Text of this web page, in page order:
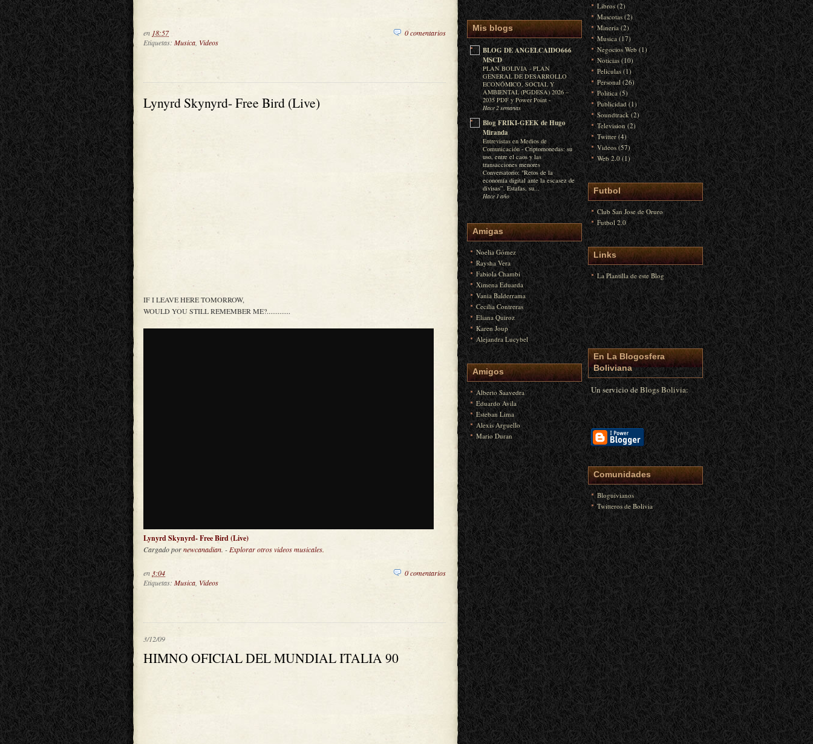
en18:57
0 comentarios
Etiquetas: Musica, Videos
Lynyrd Skynyrd- Free Bird (Live)
IF I LEAVE HERE TOMORROW,
WOULD YOU STILL REMEMBER ME?.............
Lynyrd Skynyrd- Free Bird (Live)
Cargado pornewcanadian. -Explorar otros videos musicales.
en 3:04
0 comentarios
Etiquetas: Musica Videos
3/12/09
HIMNO OFICIAL DEL MUNDIAL ITALIA 90
Libros (2)
Mascotas (2)
Mineria (2)
Musica (17)
Negocios Web (1)
Noticias (10)
Peliculas (1)
Personal (26)
Politica (5)
Publicidad (1)
Soundtrack (2)
Television (2)
Twitter (4)
Videos (57)
Web 2.0 (1)
Futbol
Club San Jose de Oruro
Futbol 2.0
Links
La Plantilla de este Blog
En La Blogosfera
Boliviana
Un servicio deBlogs Bolivia:
Comunidades
Bloguivianos
Twitteros de Bolivia
Mis blogs
BLOG DE ANGELCAIDO666
MSCD
PLAN BOLIVIA - PLAN
GENERAL DE DESARROLLO
ECONÓMICO, SOCIAL Y
AMBIENTAL (PGDESA) 2026 –
2035 PDF y Power Point -
Hace 2 semanas
Blog FRIKI-GEEK de Hugo
Miranda
Entrevistas en Medios de
Comunicación -Criptomonedas: su
uso, entre el caos y las
transacciones menores
Conversatorio: "Retos de la
economía digital ante la escasez de
divisas”. Estafas, su...
Hace 1 año
Amigas
Noelia Gómez
Raysha Vera
Fabiola Chambi
Ximena Eduarda
Vania Balderrama
Cecilia Contreras
Eliana Quiroz
Karen Joup
Alejandra Lucybel
Amigos
Alberto Saavedra
Eduardo Avila
Esteban Lima
Alexis Arguello
Mario Duran